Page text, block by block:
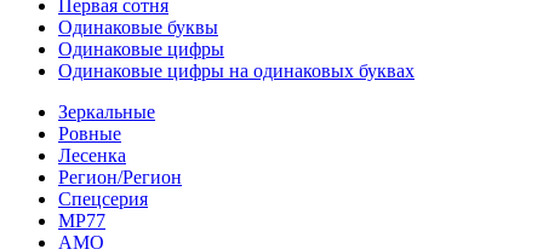
Первая сотня
Одинаковые буквы
Одинаковые цифры
Одинаковые цифры на одинаковых буквах
Зеркальные
Ровные
Лесенка
Регион/Регион
Спецсерия
МР77
АМО